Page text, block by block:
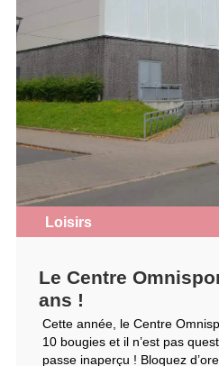
Loisirs
Le Centre
ans !
Cette année, le Centre
10 bougies et il n’est pas
passe inaperçu ! Bloquez